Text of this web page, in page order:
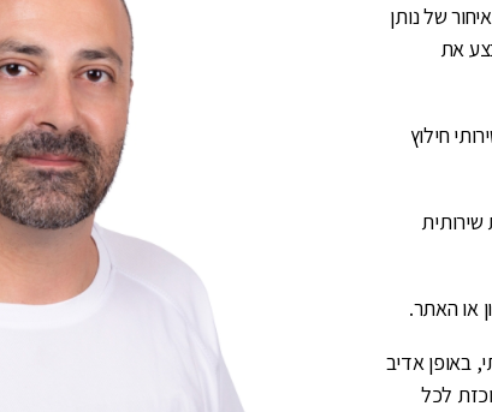
של נותן
את
חילוץ
או האתר.
באופן אדיב
לכל